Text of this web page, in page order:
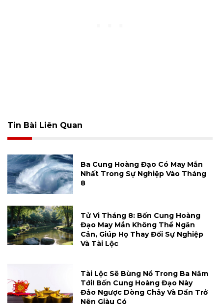
Tin Bài Liên Quan
Ba Cung Hoàng Đạo Có May Mắn
Nhất Trong Sự Nghiệp Vào Tháng
8
Tử Vi Tháng 8: Bốn Cung Hoàng
Đạo May Mắn Không Thể Ngăn
Cản, Giúp Họ Thay Đổi Sự Nghiệp
Và Tài Lộc
Tài Lộc Sẽ Bùng Nổ Trong Ba Năm
Tới! Bốn Cung Hoàng Đạo Này
Đảo Ngược Dòng Chảy Và Dần Trở
Nên Giàu Có